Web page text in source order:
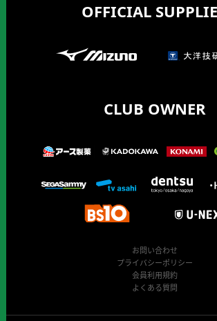
OFFICIAL
CLUB OWNER
お問い合わせ
プライバシーポリシー
会員利用規約
よくある質問